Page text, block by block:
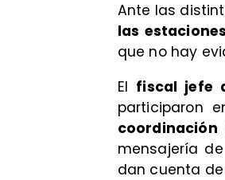
Ante las
las
que no hay
El fiscal jefe
participaron
coordinación
mensajería
dan cuenta